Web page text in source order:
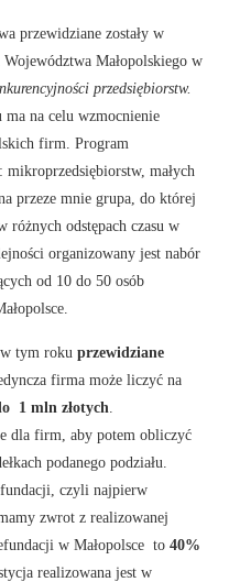
przewidziane zostały w
Małopolskiego w
przedsiębiorstw.
na celu wzmocnienie
firm. Program
małych
przeze mnie grupa, do której
odstępach czasu w
organizowany jest nabór
w tym rokuprzewidziane
firma może liczyć na
1 mln złotych .
dla firm, aby potem obliczyć
podanego podziału.
czyli najpierw
zwrot z realizowanej